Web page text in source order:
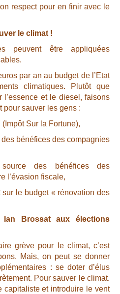
respect pour en finir avec le
le climat !
peuvent être appliquées
par an au budget de l’Etat
climatiques. Plutôt que
l’essence et le diesel, faisons
pour sauver les gens :
Sur la Fortune),
bénéfices des compagnies
des bénéfices des
l’évasion fiscale,
sur le budget « rénovation des
Brossat aux élections
grève pour le climat, c’est
Mais, on peut se donner
: se doter d’élus
Pour sauver le climat.
capitaliste et introduire le vent